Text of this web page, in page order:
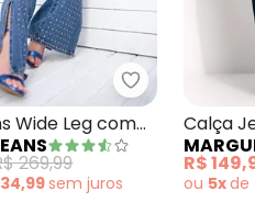
Escuro em Jeans
Sawary
Wide Leg com
Sawary
269,99
34,99semjuros
Calça
Jeans
R$
ou 5xde